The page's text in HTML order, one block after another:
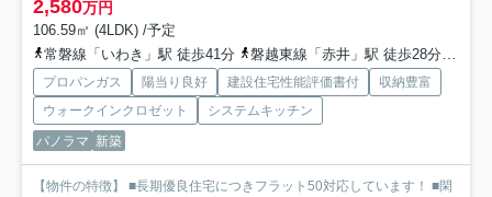
2,580万円
106.59㎡ (4LDK) /予定
常磐線「いわき」駅 徒歩41分
磐越東線「赤井」駅 徒歩28分車6分 2.8km
プロパンガス 陽当り良好 建設住宅性能評価書付
収納豊富
ウォークインクロゼット
システムキッチン
パノラマ 新築
【物件の特徴】 ■長期優良住宅につきフラット50対応しています！ ■閑